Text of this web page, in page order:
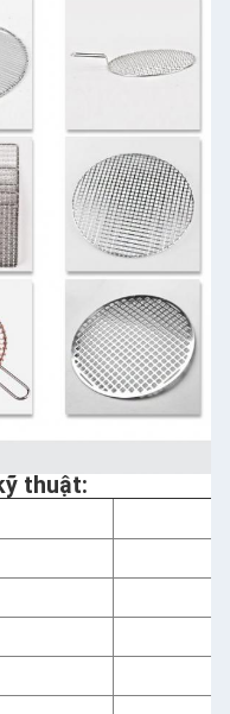
thuật: